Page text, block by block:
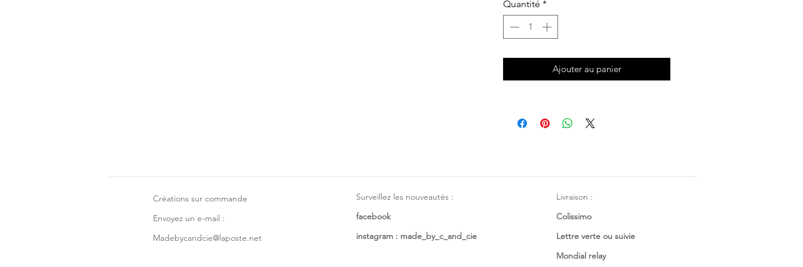
gaze bleu rayée blanc
Quantité *
Ajouter au panier
Créations sur commande
Envoyez un e-mail :
Madebycandcie@laposte.net
Surveillez les nouveautés :
facebook
instagram : made_by_c_and_cie
Livraison :
Colissimo
Lettre verte ou suivie
Mondial relay